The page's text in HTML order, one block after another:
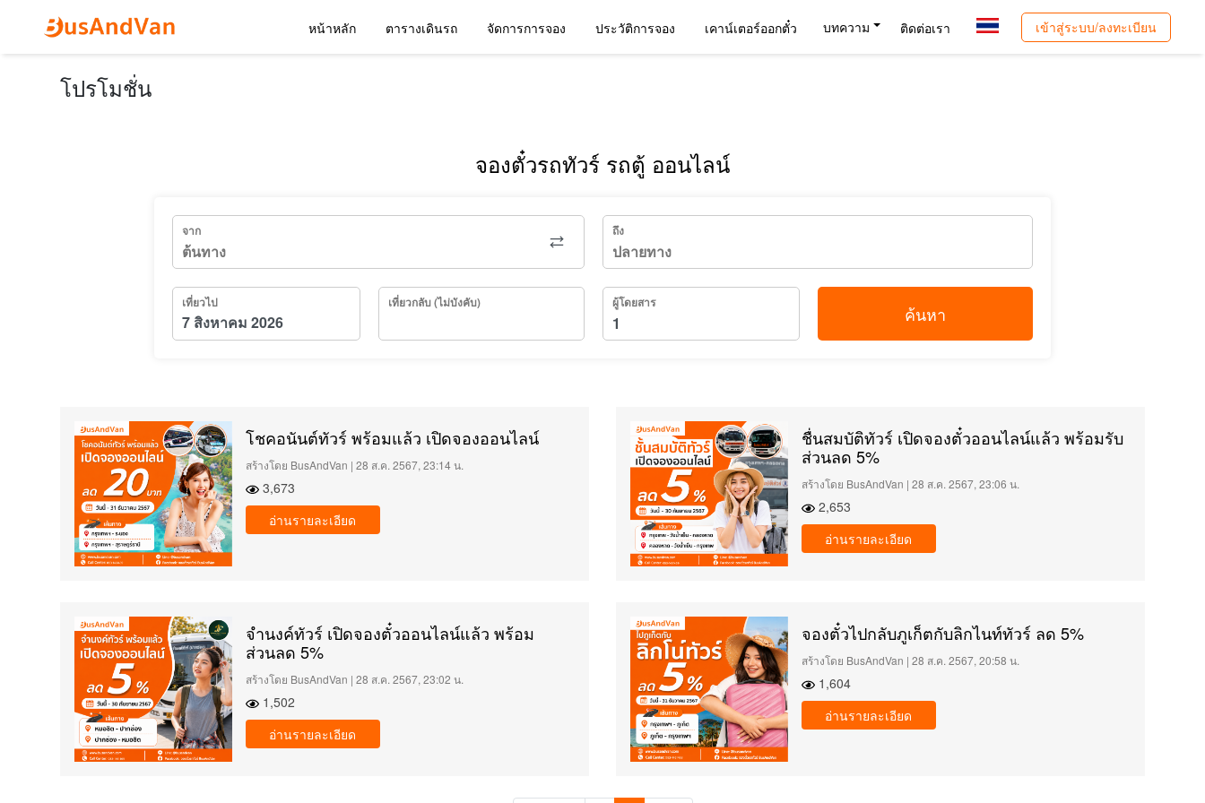
หน้าหลัก ตารางเดินรถ จัดการการจอง ประวัติการจอง เคาน์เตอร์ออกตั๋ว บทความ ติดต่อเรา เข้าสู่ระบบ/ลงทะเบียน
โปรโมชั่น
จองตั๋วรถทัวร์ รถตู้ ออนไลน์
จาก ถึง
เที่ยวไป เที่ยวกลับ (ไม่บังคับ) ผู้โดยสาร ค้นหา
โชคอนันต์ทัวร์ พร้อมแล้ว เปิดจองออนไลน์
สร้างโดย BusAndVan | 28 ส.ค. 2567, 23:14 น.
3,673
อ่านรายละเอียด
ชื่นสมบัติทัวร์ เปิดจองตั๋วออนไลน์แล้ว พร้อมรับ
ส่วนลด 5%
สร้างโดย BusAndVan | 28 ส.ค. 2567, 23:06 น.
2,653
อ่านรายละเอียด
จำนงค์ทัวร์ เปิดจองตั๋วออนไลน์แล้ว พร้อม
ส่วนลด 5%
สร้างโดย BusAndVan | 28 ส.ค. 2567, 23:02 น.
1,502
อ่านรายละเอียด
จองตั๋วไปกลับภูเก็ตกับลิกไนท์ทัวร์ ลด 5%
สร้างโดย BusAndVan | 28 ส.ค. 2567, 20:58 น.
1,604
อ่านรายละเอียด